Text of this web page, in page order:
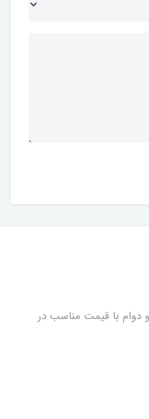
با قیمت مناسب در